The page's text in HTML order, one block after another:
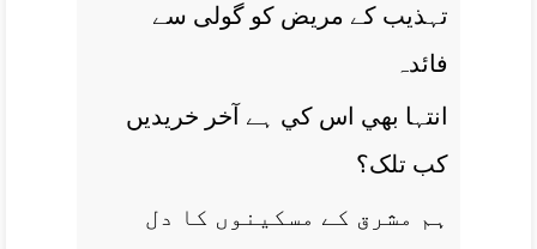
تہذيب کے مريض کو گولی سے
فائدہ
انتہا بھي اس کي ہے آخر خريديں
کب تلک؟
ہم مشرق کے مسکينوں کا دل